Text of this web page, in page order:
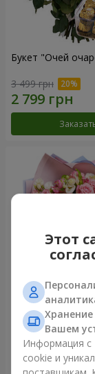
Букет "Очей
3 499 грн
Букет "Сказка
2 221 грн
Этот
Вашем
Информация с
cookie и